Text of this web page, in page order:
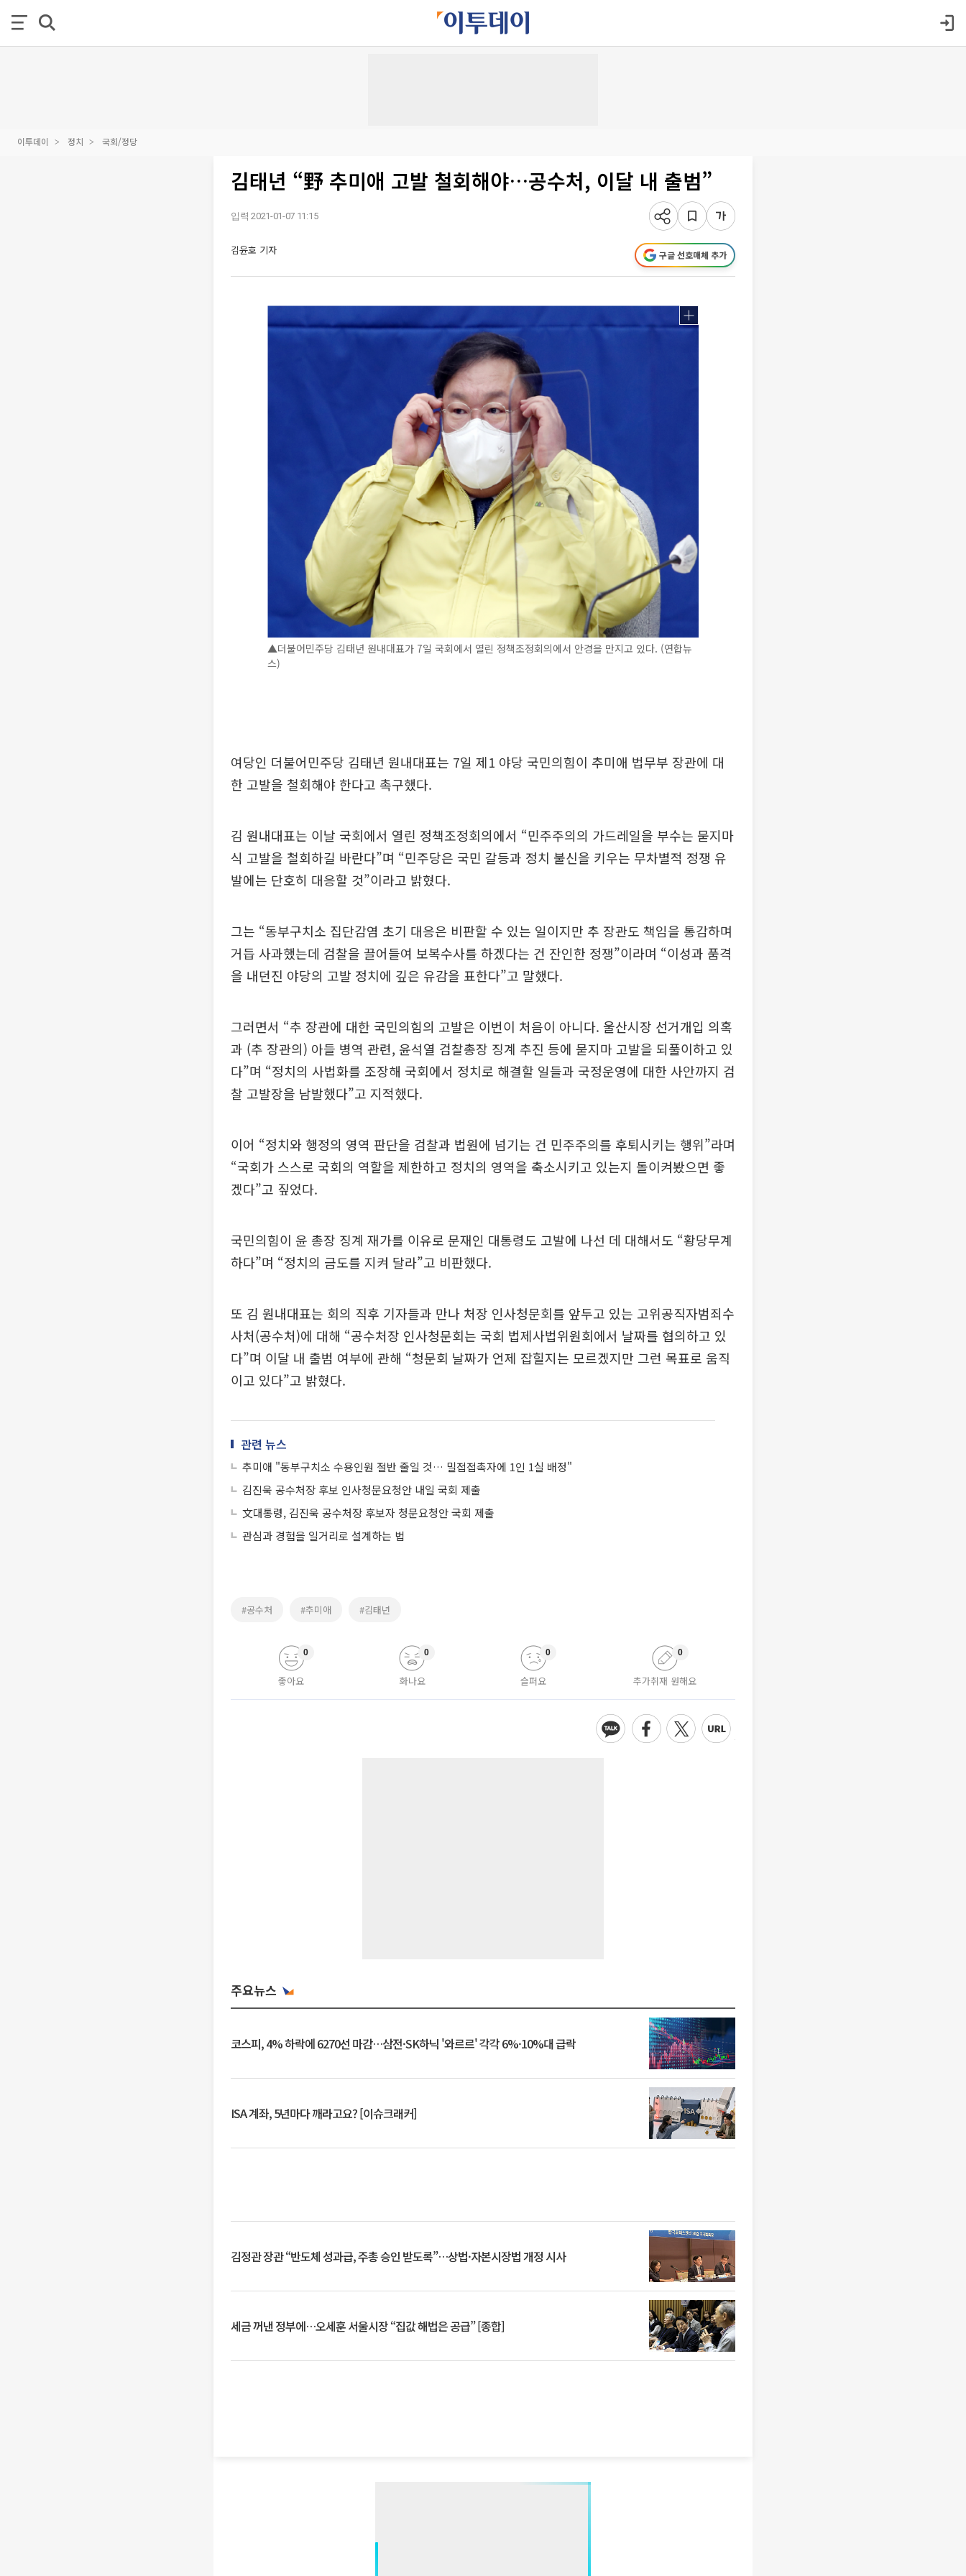
이투데이 정치 국회/정당
김태년 “野 추미애 고발 철회해야…공수처, 이달 내 출범”
입력 2021-01-07 11:15
김윤호 기자 구글 선호매체 추가
▲더불어민주당 김태년 원내대표가 7일 국회에서 열린 정책조정회의에서 안경을 만지고 있다. (연합뉴
스)
여당인 더불어민주당 김태년 원내대표는 7일 제1 야당 국민의힘이 추미애 법무부 장관에 대
한 고발을 철회해야 한다고 촉구했다.
김 원내대표는 이날 국회에서 열린 정책조정회의에서 “민주주의의 가드레일을 부수는 묻지마
식 고발을 철회하길 바란다”며 “민주당은 국민 갈등과 정치 불신을 키우는 무차별적 정쟁 유
발에는 단호히 대응할 것”이라고 밝혔다.
그는 “동부구치소 집단감염 초기 대응은 비판할 수 있는 일이지만 추 장관도 책임을 통감하며
거듭 사과했는데 검찰을 끌어들여 보복수사를 하겠다는 건 잔인한 정쟁”이라며 “이성과 품격
을 내던진 야당의 고발 정치에 깊은 유감을 표한다”고 말했다.
그러면서 “추 장관에 대한 국민의힘의 고발은 이번이 처음이 아니다. 울산시장 선거개입 의혹
과 (추 장관의) 아들 병역 관련, 윤석열 검찰총장 징계 추진 등에 묻지마 고발을 되풀이하고 있
다”며 “정치의 사법화를 조장해 국회에서 정치로 해결할 일들과 국정운영에 대한 사안까지 검
찰 고발장을 남발했다”고 지적했다.
이어 “정치와 행정의 영역 판단을 검찰과 법원에 넘기는 건 민주주의를 후퇴시키는 행위”라며
“국회가 스스로 국회의 역할을 제한하고 정치의 영역을 축소시키고 있는지 돌이켜봤으면 좋
겠다”고 짚었다.
국민의힘이 윤 총장 징계 재가를 이유로 문재인 대통령도 고발에 나선 데 대해서도 “황당무계
하다”며 “정치의 금도를 지켜 달라”고 비판했다.
또 김 원내대표는 회의 직후 기자들과 만나 처장 인사청문회를 앞두고 있는 고위공직자범죄수
사처(공수처)에 대해 “공수처장 인사청문회는 국회 법제사법위원회에서 날짜를 협의하고 있
다”며 이달 내 출범 여부에 관해 “청문회 날짜가 언제 잡힐지는 모르겠지만 그런 목표로 움직
이고 있다”고 밝혔다.
관련 뉴스
추미애 "동부구치소 수용인원 절반 줄일 것… 밀접접촉자에 1인 1실 배정"
김진욱 공수처장 후보 인사청문요청안 내일 국회 제출
文대통령, 김진욱 공수처장 후보자 청문요청안 국회 제출
관심과 경험을 일거리로 설계하는 법
#공수처 #추미애 #김태년
좋아요
0
화나요
0
슬퍼요
0
추가취재 원해요
0
주요뉴스
코스피, 4% 하락에 6270선 마감…삼전·SK하닉 '와르르' 각각 6%·10%대 급락
ISA 계좌, 5년마다 깨라고요? [이슈크래커]
김정관 장관 “반도체 성과급, 주총 승인 받도록”…상법·자본시장법 개정 시사
세금 꺼낸 정부에…오세훈 서울시장 “집값 해법은 공급” [종합]